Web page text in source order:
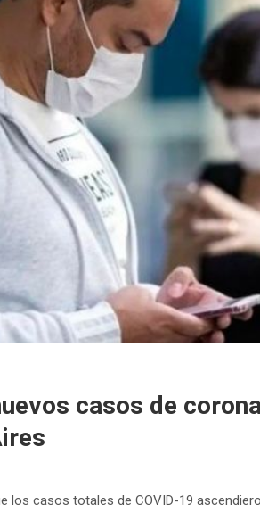
casos de
los casos totales de COVID-19